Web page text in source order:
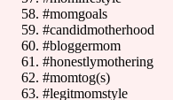
#momgoals
#candidmotherhood
#bloggermom
#honestlymothering
#momtog(s)
#legitmomstyle